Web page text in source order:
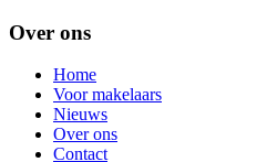
Over ons
Home
Voor makelaars
Nieuws
Over ons
Contact